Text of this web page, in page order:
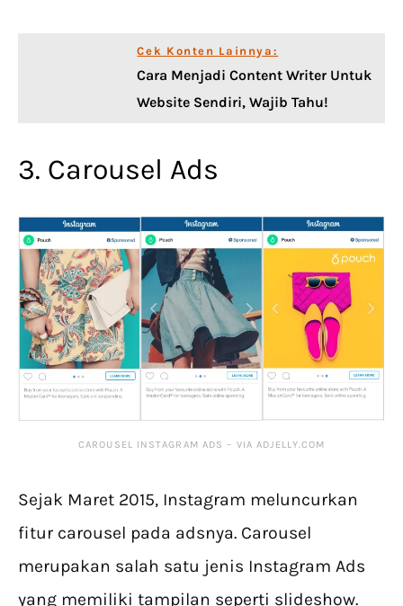
Cek Konten Lainnya:
Cara Menjadi Content Writer Untuk
Website Sendiri, Wajib Tahu!
3. Carousel Ads
CAROUSEL INSTAGRAM ADS – VIA ADJELLY.COM
Sejak Maret 2015, Instagram meluncurkan
fitur carousel pada adsnya. Carousel
merupakan salah satu jenis Instagram Ads
yang memiliki tampilan seperti slideshow.